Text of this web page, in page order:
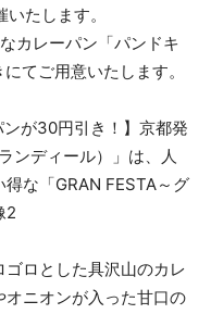
たします。
カレーパン「パンドキ
てご用意いたします。
ロとした具沢山のカレ
ニオンが入った甘口の